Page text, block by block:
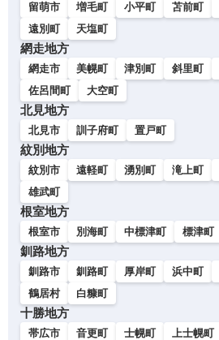
留萌市 増毛町 小平町 苫前町
遠別町
天塩町
網走地方
網走市 美幌町 津別町 斜里町
佐呂間町
大空町
北見地方
北見市 訓子府町 置戸町
紋別地方
紋別市 遠軽町 湧別町 滝上町
雄武町
根室地方
根室市 別海町 中標津町 標津町
釧路地方
釧路市 釧路町 厚岸町 浜中町
鶴居村
白糠町
十勝地方
帯広市 音更町 士幌町 上士幌町